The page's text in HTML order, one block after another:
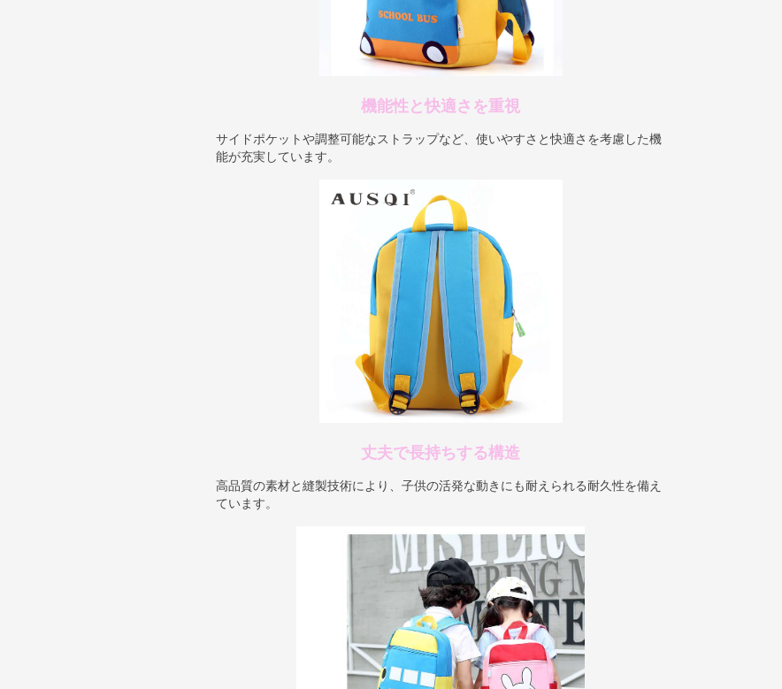
機能性と快適さを重視
サイドポケットや調整可能なストラップなど、使いやすさと快適さを考慮した機
能が充実しています。
丈夫で長持ちする構造
高品質の素材と縫製技術により、子供の活発な動きにも耐えられる耐久性を備え
ています。